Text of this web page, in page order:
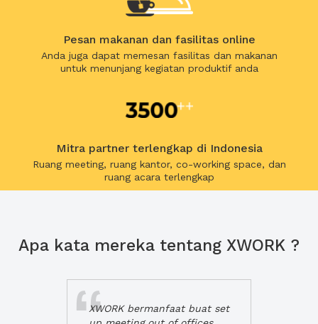
Pesan makanan dan fasilitas online
Anda juga dapat memesan fasilitas dan makanan
untuk menunjang kegiatan produktif anda
Mitra partner terlengkap di Indonesia
Ruang meeting, ruang kantor, co-working space, dan
ruang acara terlengkap
Apa kata mereka tentang XWORK ?
XWORK bermanfaat buat set